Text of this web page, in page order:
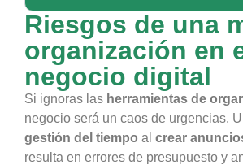
Riesgos de una
organización en
negocio digital
Si ignoras las herramientas de
negocio será un caos de urgencias.
gestión del tiempo al crear
resulta en errores de presupuesto y